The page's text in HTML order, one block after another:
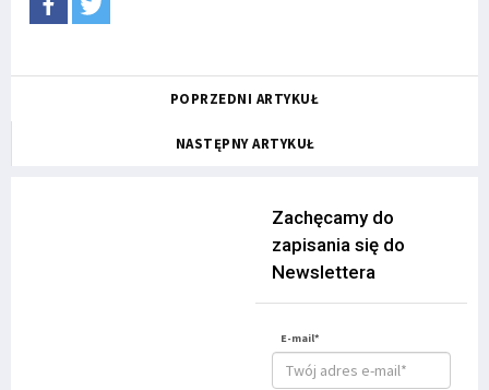
POPRZEDNI ARTYKUŁ
NASTĘPNY ARTYKUŁ
Zachęcamy do
zapisania się do
Newslettera
E-mail*